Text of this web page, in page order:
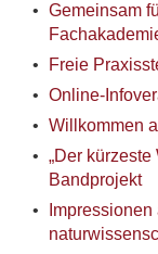
Gemeinsam
Freie
Online-
Willkommen
„Der
Bandprojekt